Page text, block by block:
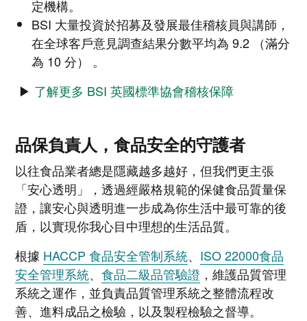
定機構。
BSI 大量投資於招募及發展最佳稽核員與講師，
在全球客戶意見調查結果分數平均為 9.2 （滿分
為 10 分） 。
▶ 了解更多 BSI 英國標準協會稽核保障
品保負責人，食品安全的守護者
以往食品業者總是隱藏越多越好，但我們更主張
「安心透明」，透過經嚴格規範的保健食品質量保
證，讓安心與透明進一步成為你生活中最可靠的後
盾，以實現你我心目中理想的生活品質。
根據 HACCP 食品安全管制系統、 ISO 22000食品
安全管理系統、 食品二級品管驗證 ，維護品質管理
系統之運作，並負責品質管理系統之整體流程改
善、進料成品之檢驗，以及製程檢驗之督導。